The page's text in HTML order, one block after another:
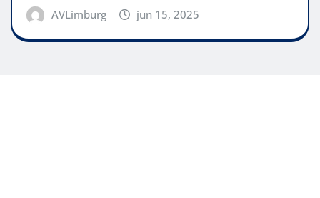
AVLimburg jun 15, 2025